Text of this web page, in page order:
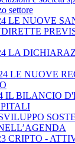
settore
LE NUOVE
LA
LE NUOVE
IL BILANCIO
CRIPTO -